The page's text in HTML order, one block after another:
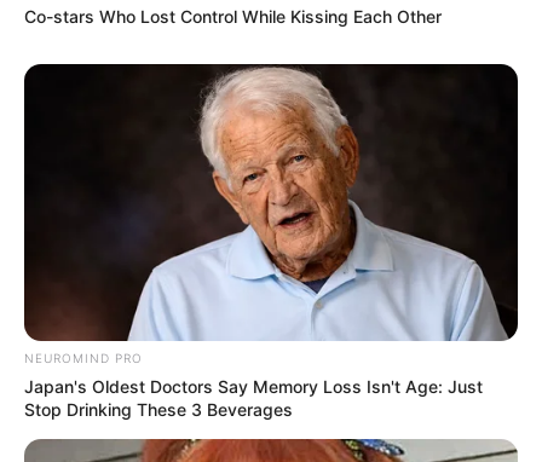
Ambyar! 10 Kalimat Baper
Pakai Bahasa Jawa Ini Bikin
Co-stars Who Lost Control While Kissing Each Other
NEUROMIND PRO
Japan's Oldest Doctors Say Memory Loss Isn't Age: Just
Stop Drinking These 3 Beverages